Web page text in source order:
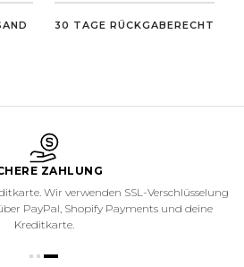
30 TAGE RÜCKGABERECHT
ZAHLUNG
Wir verwenden SSL-Verschlüsselung
PayPal, Shopify Payments und deine
Kreditkarte.